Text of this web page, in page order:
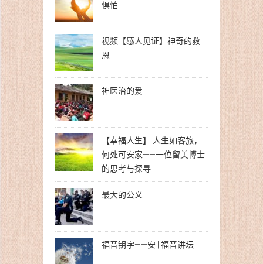
惧怕
视频【感人见证】神奇的救
恩
神医治的爱
【幸福人生】 人生如客旅，
何处可安家——一位留美博士
的思考与探寻
最大的公义
福音钥字——安 | 福音讲坛